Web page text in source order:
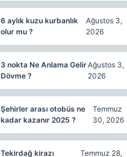
6 aylık kuzu kurbanlık
olur mu ?
Ağustos 3,
2026
3 nokta Ne Anlama Gelir
Dövme ?
Ağustos 3,
2026
Şehirler arası otobüs ne
kadar kazanır 2025 ?
Temmuz
30, 2026
Tekirdağ kirazı
Temmuz 28,